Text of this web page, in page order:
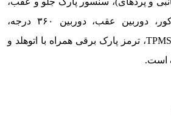
سیستم هشدار نقطه کور، دوربین عقب، دوربین ۳۶۰ درجه،
سنسور فشار باد تایرها TPMS، ترمز پارک برقی همراه با اتوهلد و
است.